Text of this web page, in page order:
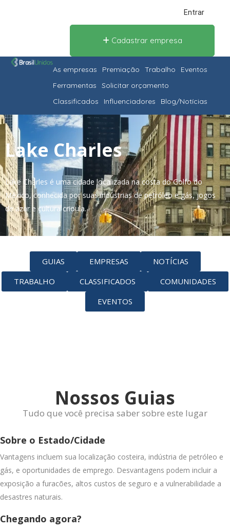
Entrar
Cadastrar empresa
As empresas Premiação Trabalho
Eventos
Ferramentas
Solicitar orçamento
Classificados
Influenciadores Blog/Notícias
Lake Charles
Lake Charles é uma cidade localizada na costa do Golfo do
México, conhecida por suas indústrias de petróleo e gás, jogos
de azar e cultura crioula.
GUIAS EMPRESAS
NOTÍCIAS
TRABALHO
CLASSIFICADOS
COMUNIDADES
EVENTOS
Nossos Guias
Tudo que você precisa saber sobre este lugar
Sobre o Estado/Cidade
Vantagens incluem sua localização costeira, indústria de petróleo e
gás, e oportunidades de emprego. Desvantagens podem incluir a
exposição a furacões, altos custos de seguro e a vulnerabilidade a
desastres naturais.
Chegando agora?